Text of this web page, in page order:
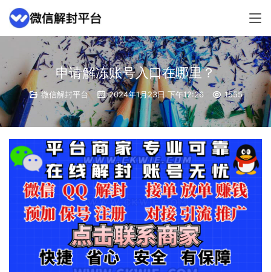
申请解冻账号入口在哪里？
微信解封平台 2024年1月23日 下午12:26 1555